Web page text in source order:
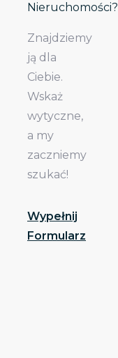
Nieruchomości?
Znajdziemy
ją dla
Ciebie.
Wskaż
wytyczne,
a my
zaczniemy
szukać!
Wypełnij
Formularz